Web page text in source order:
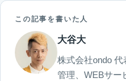
この記事を書いた人
大谷大
株式会社ondo
管理、WEBサー